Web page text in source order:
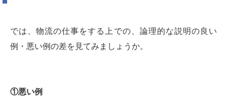
では、物流の仕事をする上での、論理的な説明の良い
例・悪い例の差を見てみましょうか。
①悪い例